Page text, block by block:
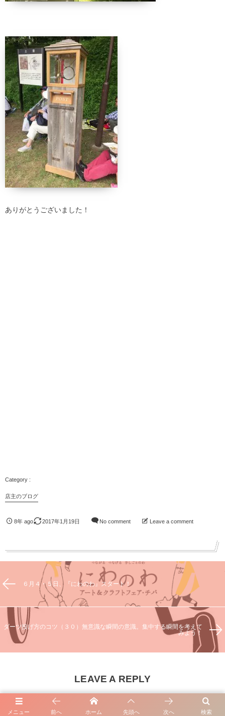
ありがとうございました！
店主のブログ
8年 ago 2017年1月19日 No comment Leave a comment
６月４・５日、『にわのわ』スタート！
ダーツ投げ方のコツ（３０）無意識な瞬間の意識。集中する瞬間を考えて
みよう！
LEAVE A REPLY
Comment
メニュー 検索
前へ ホーム 先頭へ 次へ